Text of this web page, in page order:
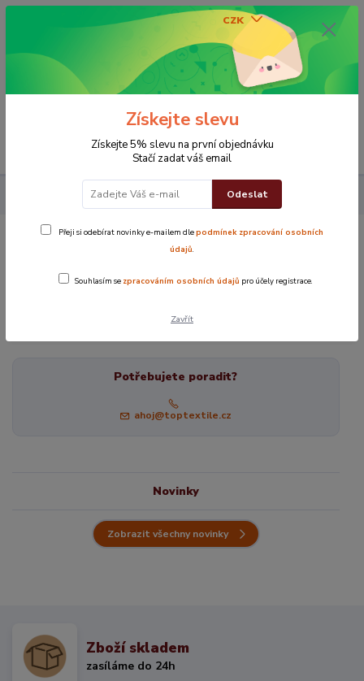
CZK
0 Kč
Plážová lehátka
Potřebujete poradit?
ahoj@toptextile.cz
Novinky
Zobrazit všechny novinky
Zboží skladem
zasíláme do 24h
Získejte slevu
Získejte 5% slevu na první objednávku
Stačí zadat váš email
Odeslat
Přeji si odebírat novinky e-mailem dlepodmínek zpracování osobních
údajů.
Souhlasím se zpracováním osobních údajů pro účely registrace.
Zavřít